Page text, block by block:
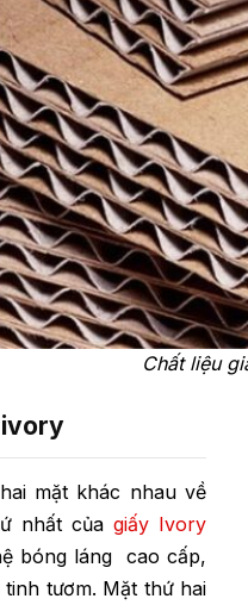
Chất liệu
ivory
mặt khác nhau về
nhất củagiấy Ivory
bóng láng cao cấp,
tươm. Mặt thứ hai